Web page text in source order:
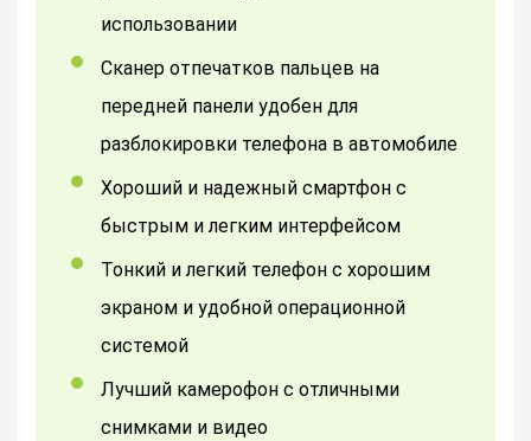
использовании
Сканер отпечатков пальцев на
передней панели удобен для
разблокировки телефона в автомобиле
Хороший и надежный смартфон с
быстрым и легким интерфейсом
Тонкий и легкий телефон с хорошим
экраном и удобной операционной
системой
Лучший камерофон с отличными
снимками и видео